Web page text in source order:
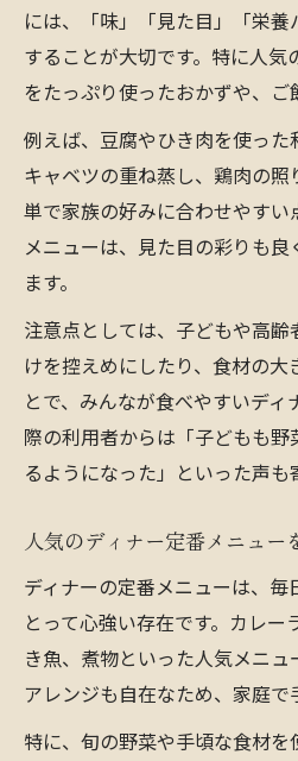
には、「味」「見た目」「栄
することが大切です。特に人
をたっぷり使ったおかずや、ご
例えば、豆腐やひき肉を使った
キャベツの重ね蒸し、鶏肉の
単で家族の好みに合わせやすい
メニューは、見た目の彩りも
ます。
注意点としては、子どもや高
けを控えめにしたり、食材の
とで、みんなが食べやすいディ
際の利用者からは「子どもも
るようになった」といった声も
人気のディナー定番メニュー
ディナーの定番メニューは、
とって心強い存在です。カレー
き魚、煮物といった人気メニ
アレンジも自在なため、家庭で
特に、旬の野菜や手頃な食材